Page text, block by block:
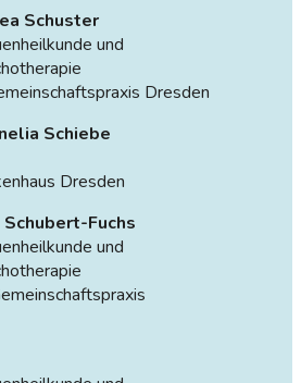
Schuster
und
Dresden
Schiebe
Dresden
Fuchs
und